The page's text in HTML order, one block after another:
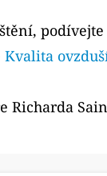
podívejte